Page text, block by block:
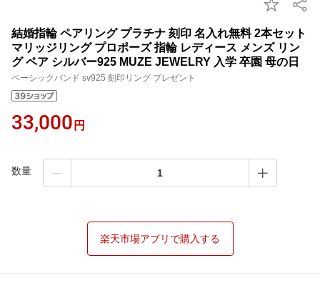
結婚指輪 ペアリング プラチナ 刻印 名入れ無料 2本セット
マリッジリング プロポーズ 指輪 レディース メンズ リン
グ ペア シルバー925 MUZE JEWELRY 入学 卒園 母の日
ベーシックバンド sv925 刻印リング プレゼント
33,000 円
数量
楽天市場アプリで購入する